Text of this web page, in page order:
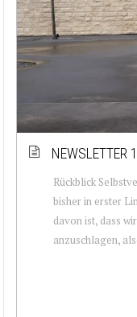
NEWSLETTER
Rückblick
bisher in erster
davon ist, dass
anzuschlagen,